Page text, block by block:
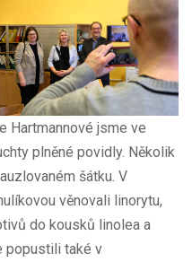
Hartmannové jsme ve
plněné povidly. Několik
šátku. V
věnovali linorytu,
do kousků linolea a
popustili také v